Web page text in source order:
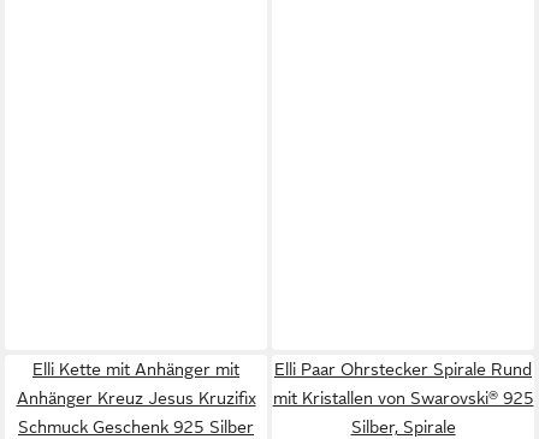
Elli Kette mit Anhänger mit
Anhänger Kreuz Jesus Kruzifix
Schmuck Geschenk 925 Silber
Elli Paar Ohrstecker Spirale Rund
mit Kristallen von Swarovski® 925
Silber, Spirale